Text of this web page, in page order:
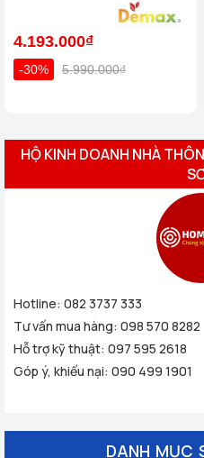
4.193.000₫
-30% 5.990.000₫
HỘ KINH DOANH NHÀ
Hotline: 082 3737 333
Tư vấn mua hàng: 098 570 8282
Hỗ trợ kỹ thuật: 097 595 2618
Góp ý, khiếu nại: 090 499 1901
DANH MỤC